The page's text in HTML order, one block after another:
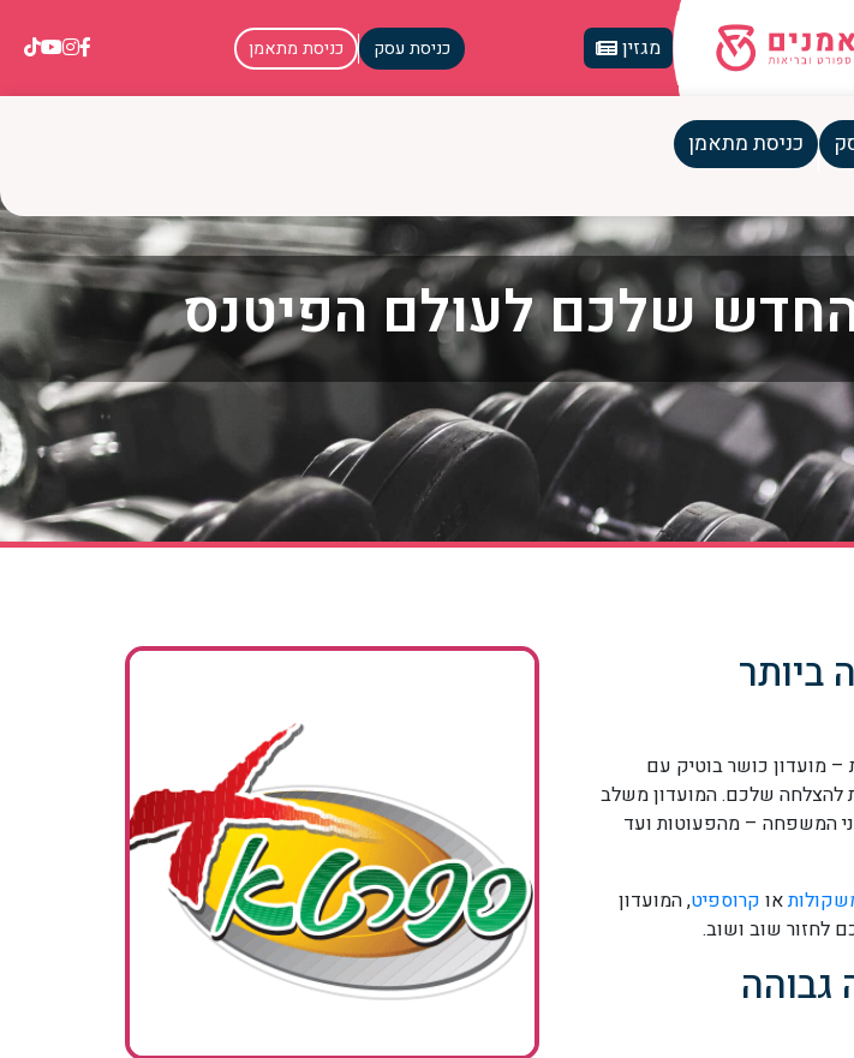
מגזין כניסת עסק כניסת מתאמן
כניסת מתאמן
שלכם לעולם הפיטנס
– מועדון כושר בוטיק עם
להצלחה שלכם. המועדון משלב
המשפחה – מהפעוטות ועד
או קרוספיט, המועדון
לחזור שוב ושוב.
גבוהה